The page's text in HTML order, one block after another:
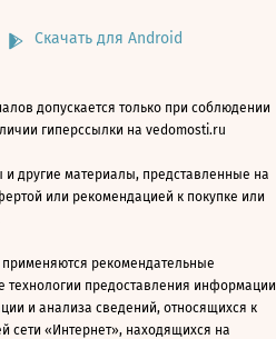
Скачать для Android
допускается только при соблюдении
гиперссылки на vedomosti.ru
и другие материалы, представленные на
или рекомендацией к покупке или
рекомендательные
предоставления информации
и анализа сведений, относящихся к
сети «Интернет», находящихся на